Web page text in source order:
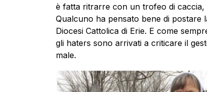
è fatta ritrarre con un trofeo di
Qualcuno ha pensato bene di postare
Diocesi Cattolica di Erie. E come
gli haters sono arrivati a criticare il
male.